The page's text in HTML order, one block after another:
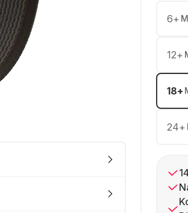
6+
12+
18+
24+